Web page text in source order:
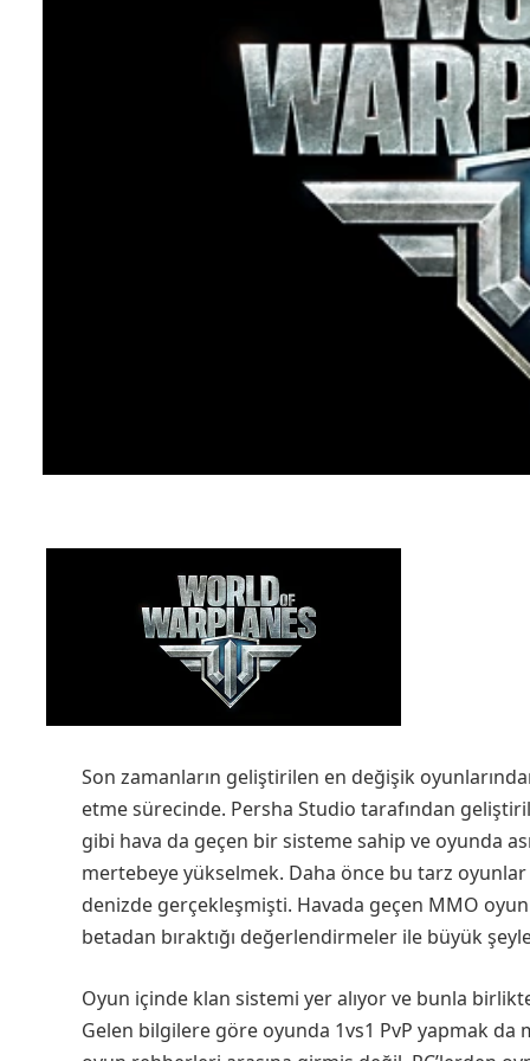
Son zamanların geliştirilen en değişik
etme sürecinde. Persha Studio tarafından
gibi hava da geçen bir sisteme sahip ve oyunda
mertebeye yükselmek. Daha önce bu tarz oyunlar
denizde gerçekleşmişti. Havada geçen MMO
betadan bıraktığı değerlendirmeler ile büyük
Oyun içinde klan sistemi yer alıyor ve bunla
Gelen bilgilere göre oyunda 1vs1 PvP yapmak